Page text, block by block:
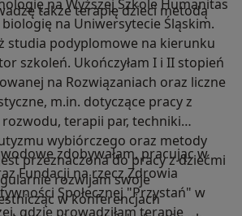
także terapię dzieci metodą
na Wyższej Szkole Humanitas
na Uniwersytecie Śląskim.
studia podyplomowe na kierunku
szkoleń. Ukończyłam I i II stopień
na Rozwiązaniach oraz liczne
m.in. dotyczące pracy z
terapii par, techniki
wybiórczego oraz metody
przeznaczona do pracy z dziećmi
rozwijam swoje
w konferencjach
zdobywałam, pracując w
Fundacji na rzecz Zdrowia
Społecznej "Przystań" w
gdzie prowadziłam terapię